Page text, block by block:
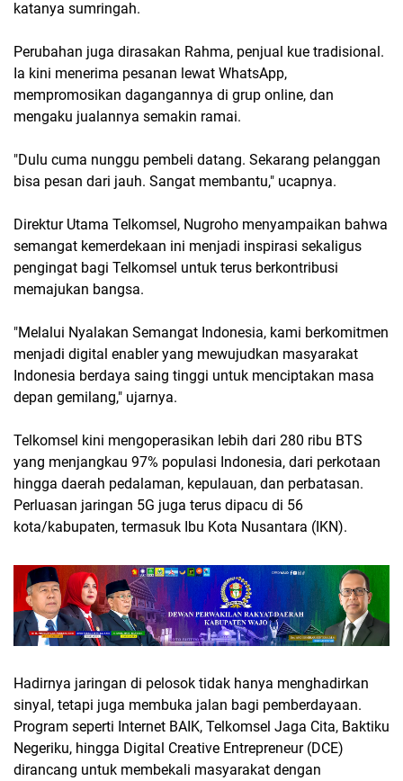
katanya sumringah.
Perubahan juga dirasakan Rahma, penjual kue tradisional.
Ia kini menerima pesanan lewat WhatsApp,
mempromosikan dagangannya di grup online, dan
mengaku jualannya semakin ramai.
"Dulu cuma nunggu pembeli datang. Sekarang pelanggan
bisa pesan dari jauh. Sangat membantu," ucapnya.
Direktur Utama Telkomsel, Nugroho menyampaikan bahwa
semangat kemerdekaan ini menjadi inspirasi sekaligus
pengingat bagi Telkomsel untuk terus berkontribusi
memajukan bangsa.
"Melalui Nyalakan Semangat Indonesia, kami berkomitmen
menjadi digital enabler yang mewujudkan masyarakat
Indonesia berdaya saing tinggi untuk menciptakan masa
depan gemilang," ujarnya.
Telkomsel kini mengoperasikan lebih dari 280 ribu BTS
yang menjangkau 97% populasi Indonesia, dari perkotaan
hingga daerah pedalaman, kepulauan, dan perbatasan.
Perluasan jaringan 5G juga terus dipacu di 56
kota/kabupaten, termasuk Ibu Kota Nusantara (IKN).
Hadirnya jaringan di pelosok tidak hanya menghadirkan
sinyal, tetapi juga membuka jalan bagi pemberdayaan.
Program seperti Internet BAIK, Telkomsel Jaga Cita, Baktiku
Negeriku, hingga Digital Creative Entrepreneur (DCE)
dirancang untuk membekali masyarakat dengan